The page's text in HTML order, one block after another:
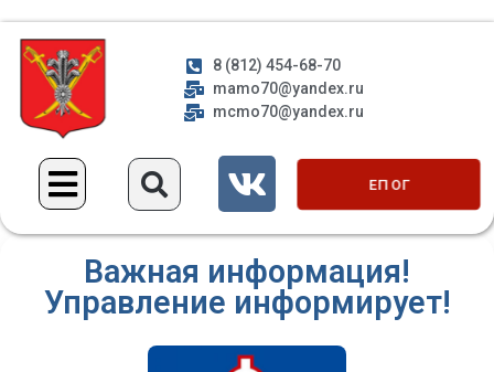
8 (812) 454-68-70
mamo70@yandex.ru
mcmo70@yandex.ru
ЕП ОГ
Важная информация!
Управление информирует!